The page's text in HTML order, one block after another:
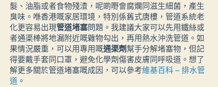
髮、油脂或者食物殘渣，呢啲嘢會腐爛同滋生細菌，產生
臭味。喺香港嘅家居環境，特別係舊式唐樓，管道系統老
化更容易出現管道堵塞問題。我建議大家可以先用鐵絲或
者通渠棒將地漏附近嘅雜物勾出，再用熱水沖洗管道。如
果情況嚴重，可以用專用嘅通渠劑幫手分解堵塞物，但記
得要戴手套同口罩，避免化學劑傷害皮膚同呼吸道。想了
解更多關於管道堵塞嘅成因，可以參考維基百科 – 排水管
道 。